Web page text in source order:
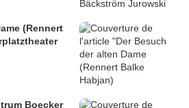
(Rennert
Boecker